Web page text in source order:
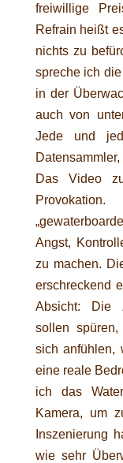
freiwillige
Refrain heißt
nichts zu
spreche ich
in der
auch von
Jede und
Das Video
Angst,
zu machen.
erschreckend
Absicht: Die
sollen
sich anfühlen,
eine reale
ich das
Kamera, um
Inszenierung
wie sehr